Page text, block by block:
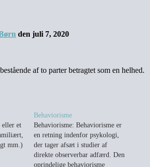
den juli 7, 2020
af to parter betragtet som en helhed.
eller et
mm.)
Behaviorisme
Behaviorisme: Behaviorisme er
en retning indenfor psykologi,
der tager afsæt i studier af
direkte observerbar adfærd. Den
oprindelige behaviorisme